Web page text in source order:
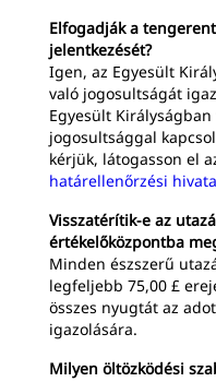
Elfogadják a
jelentkezését?
Igen, az Egyesült
való jogosultságát
Egyesült
jogosultsággal
kérjük, látogasson el
határellenőrzési
Visszatérítik-e az
értékelőközpontba
Minden észszerű
legfeljebb 75,00 £
összes nyugtát az
igazolására.
Milyen öltözködési